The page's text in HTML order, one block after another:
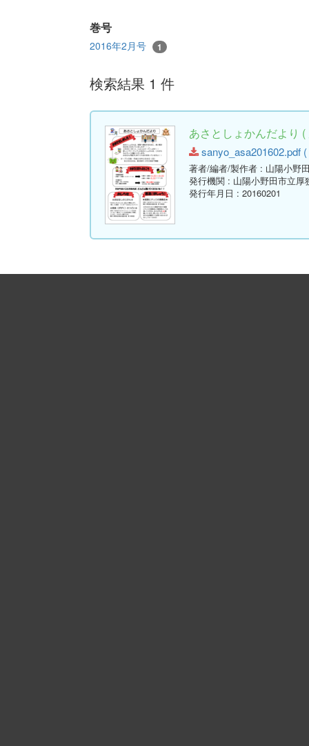
巻号
2016年2月号 1
検索結果 1 件
あさとしょかんだより
sanyo_asa201602.pdf
著者/編者/製作者 : 山陽小野
発行機関 : 山陽小野田市立厚
発行年月日 : 20160201